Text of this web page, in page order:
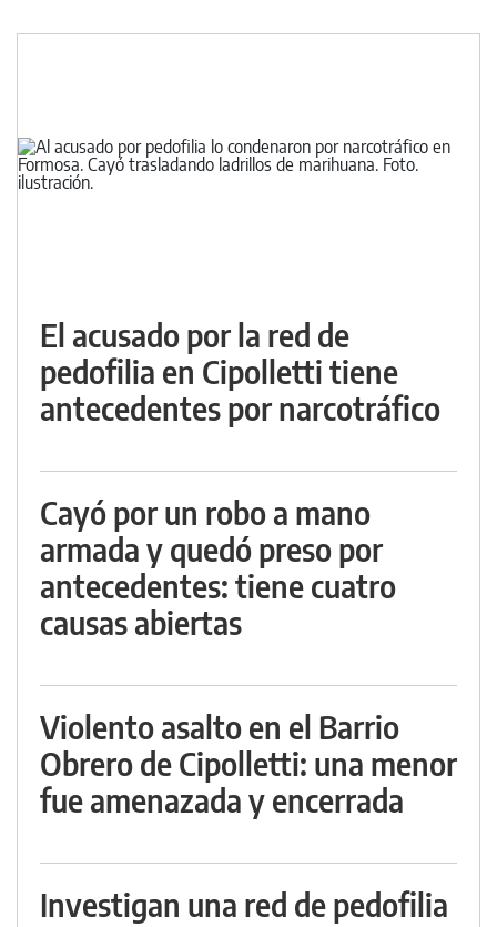
El acusado por la red de
pedofilia en Cipolletti tiene
antecedentes por narcotráfico
Cayó por un robo a mano
armada y quedó preso por
antecedentes: tiene cuatro
causas abiertas
Violento asalto en el Barrio
Obrero de Cipolletti: una menor
fue amenazada y encerrada
Investigan una red de pedofilia